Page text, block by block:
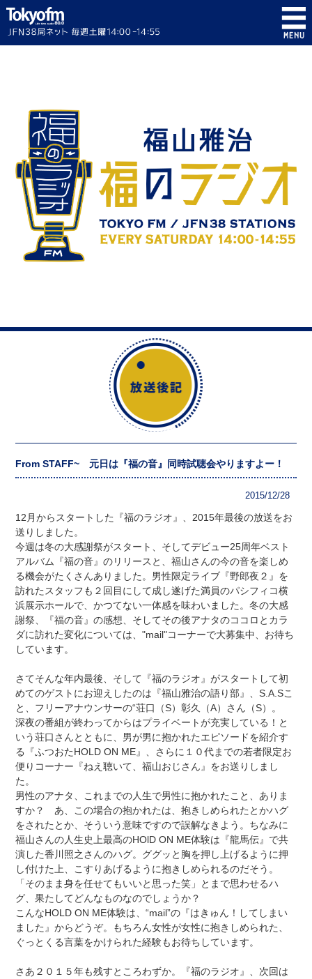
From STAFF~ 元日は『福の音』同時試聴会やりますよー！
2015/12/28
12月からスタートした『福のラジオ』、2015年最後の放送をお
送りしました。
今週は冬の大感謝祭がスタート、そしてデビュー25周年ベスト
アルバム『福の音』のリリースと、福山さんの今の音を楽しめ
る機会がたくさんありました。男性限定ライブ『野郎夜２』を
訪れたスタッフも２回目にして成し遂げた満員のパシフィコ横
浜展示ホールで、かつてない一体感を味わいました。冬の大感
謝祭、『福の音』の感想、そしてその後アナタのココロとカラ
ダに訪れた変化については、"mail"コーナーで大募集中、お待ち
しています。
さてそんな年内最後、そして『福のラジオ』がスタートして初
めてのゲストにお迎えしたのは『福山雅治の語り部』、S.A.Sこ
と、フリーアナウンサーの“荘口（S）彰久（A）さん（S）。
深夜の番組が終わってからはプライベートが充実している！と
いう荘口さんとともに、男が男に抱かれたエピソードを紹介す
る『ふつおたHOLD ON ME』、さらに１０代までの若者限定お
便りコーナー『ねえ聴いて、福山おじさん』をお送りしまし
た。
男性のアナタ、これまでの人生で男性に抱かれたこと、ありま
すか？ あ、この場合の抱かれたは、抱きしめられたとかハグ
をされたとか、そういう意味ですので誤解なきよう。ちなみに
福山さんの人生史上最高のHOlD ON ME体験は『龍馬伝』で共
演した香川照之さんのハグ。ググッと胸を押し上げるように押
し付けた上、こすりあげるように抱きしめられるのだそう。
「そのまま身を任せてもいいと思った笑」とまで思わせるハ
グ、果たしてどんなものなのでしょうか？
こんなHOLD ON ME体験は、“mail”の『はきゅん！してしまい
ました』からどうぞ。もちろん女性が女性に抱きしめられた、
ぐっとくる言葉をかけられた経験もお待ちしています。
さあ２０１５年も残すところわずか。『福のラジオ』、次回は